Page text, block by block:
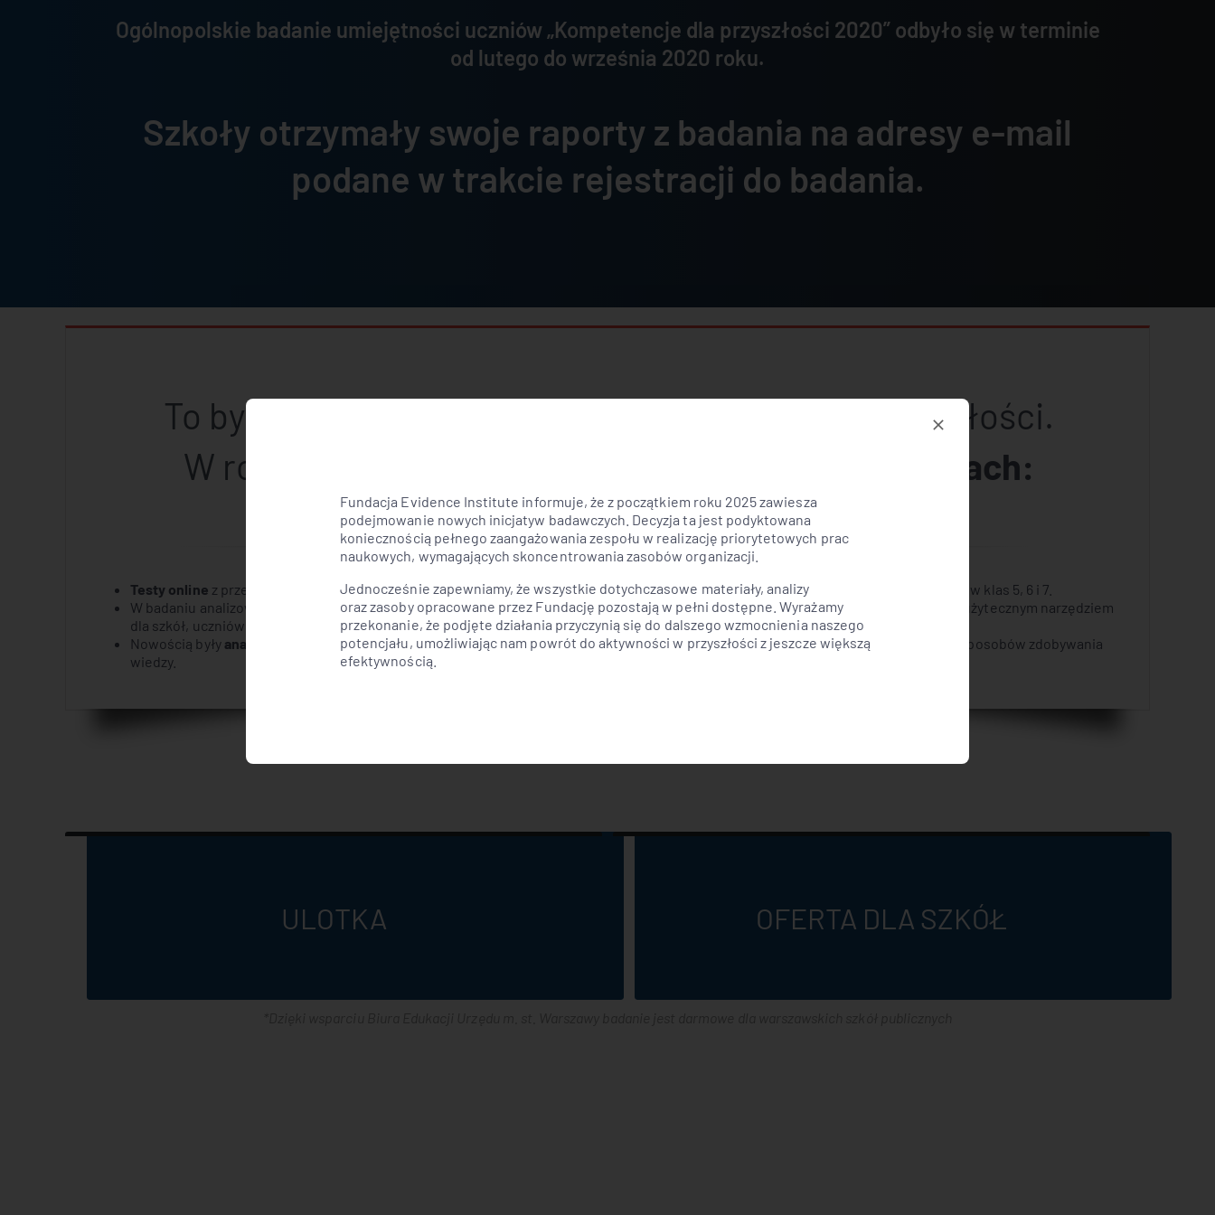
Ogólnopolskie badanie umiejętności uczniów „Kompetencje dla przyszłości 2020” odbyło się w terminie
od lutego do września 2020 roku.
Szkoły otrzymały swoje raporty z badania na adresy e-mail
podane w trakcie rejestracji do badania.
To była już 4 edycja badania Kompetencje dla przyszłości.
W roku 2020
skupiliśmy się na 3 głównych obszarach:
Testy online z przedmiotów egzaminacyjnych dla uczniów klas ósmych szkół podstawowych oraz testy online z matematyki dla uczniów klas 5, 6 i 7.
W badaniu analizowaliśmy
preferencje i postawy uczniów . Takie analizy wraz z wynikami testów z przedmiotów egzaminacyjnych są użytecznym narzędziem
dla szkół, uczniów i ich rodziców przy wyborze ścieżki edukacyjnej.
Nowością były analizy strategii uczenia się, z których wnioski oferują pomoc nauczycielowi i uczniom w wypracowaniu efektywnych sposobów zdobywania
wiedzy.
ULOTKA OFERTA DLA SZKÓŁ
Fundacja Evidence Institute informuje, że z początkiem roku 2025 zawiesza
podejmowanie nowych inicjatyw badawczych. Decyzja ta jest podyktowana
koniecznością pełnego zaangażowania zespołu w realizację priorytetowych prac
naukowych, wymagających skoncentrowania zasobów organizacji.
Jednocześnie zapewniamy, że wszystkie dotychczasowe materiały, analizy
oraz zasoby opracowane przez Fundację pozostają w pełni dostępne. Wyrażamy
przekonanie, że podjęte działania przyczynią się do dalszego wzmocnienia naszego
potencjału, umożliwiając nam powrót do aktywności w przyszłości z jeszcze większą
efektywnością.